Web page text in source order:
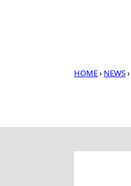
HOME› NEWS›